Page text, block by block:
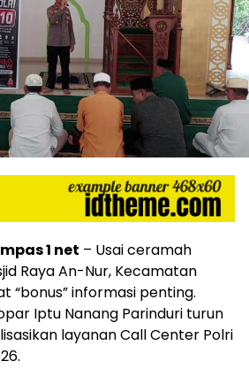
1 net – Usai ceramah
Raya An-Nur, Kecamatan
“bonus” informasi penting.
Iptu Nanang Parinduri turun
layanan Call Center Polri